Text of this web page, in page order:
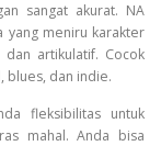
sangat akurat. NA
yang meniru karakter
artikulatif. Cocok
blues, dan indie.
fleksibilitas untuk
mahal. Anda bisa